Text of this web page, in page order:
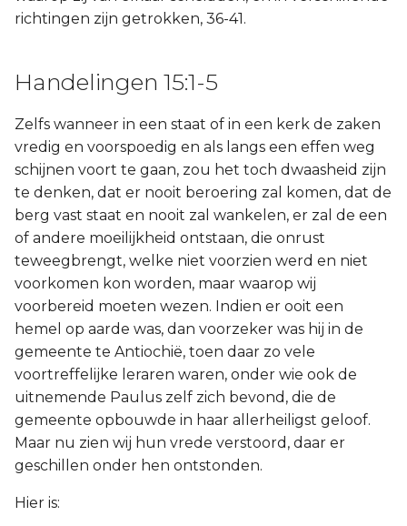
richtingen zijn getrokken, 36-41.
Handelingen 15:1-5
Zelfs wanneer in een staat of in een kerk de zaken
vredig en voorspoedig en als langs een effen weg
schijnen voort te gaan, zou het toch dwaasheid zijn
te denken, dat er nooit beroering zal komen, dat de
berg vast staat en nooit zal wankelen, er zal de een
of andere moeilijkheid ontstaan, die onrust
teweegbrengt, welke niet voorzien werd en niet
voorkomen kon worden, maar waarop wij
voorbereid moeten wezen. Indien er ooit een
hemel op aarde was, dan voorzeker was hij in de
gemeente te Antiochië, toen daar zo vele
voortreffelijke leraren waren, onder wie ook de
uitnemende Paulus zelf zich bevond, die de
gemeente opbouwde in haar allerheiligst geloof.
Maar nu zien wij hun vrede verstoord, daar er
geschillen onder hen ontstonden.
Hier is: